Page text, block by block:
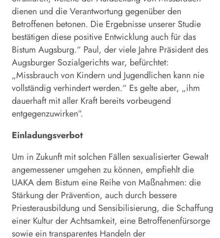
dienen und die Verantwortung gegenüber den
Betroffenen betonen. Die Ergebnisse unserer Studie
bestätigen diese positive Entwicklung auch für das
Bistum Augsburg.“ Paul, der viele Jahre Präsident des
Augsburger Sozialgerichts war, befürchtet:
„Missbrauch von Kindern und Jugendlichen kann nie
vollständig verhindert werden.“ Es gelte aber, „ihm
dauerhaft mit aller Kraft bereits vorbeugend
entgegenzuwirken“.
Einladungsverbot
Um in Zukunft mit solchen Fällen sexualisierter Gewalt
angemessener umgehen zu können, empfiehlt die
UAKA dem Bistum eine Reihe von Maßnahmen: die
Stärkung der Prävention, auch durch bessere
Priesterausbildung und Sensibilisierung, die Schaffung
einer Kultur der Achtsamkeit, eine Betroffenenfürsorge
sowie ein transparentes Handeln der